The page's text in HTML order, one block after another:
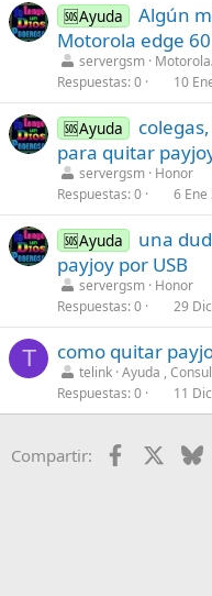
🆘Ayuda
Algún
Motorola edge
servergsm
Respuestas 0 10
🆘Ayuda
para quitar
servergsm Honor
Respuestas 0 6
🆘Ayuda
una
payjoy por USB
servergsm Honor
Respuestas 0 29
T como quitar
telink Ayuda ,
Respuestas 0 11
Compartir: Facebook